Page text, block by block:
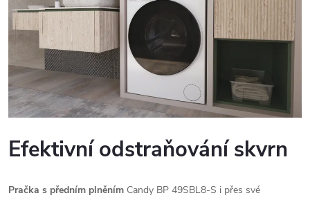
Efektivní odstraňování skvrn
Pračka s předním plněním Candy BP 49SBL8-S i přes své